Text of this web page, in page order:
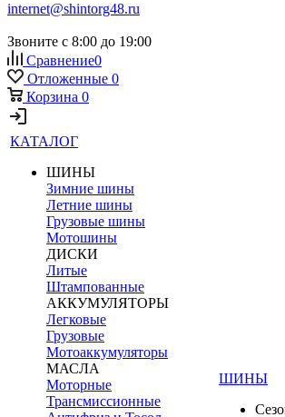
internet@shintorg48.ru
Звоните с 8:00 до 19:00
Сравнение0
Отложенные 0
Корзина 0
КАТАЛОГ
ШИНЫ
Зимние шины
Летние шины
Грузовые шины
Мотошины
ДИСКИ
Литые
Штампованные
АККУМУЛЯТОРЫ
Легковые
Грузовые
Мотоаккумуляторы
МАСЛА
Моторные
Трансмиссионные
ШИНЫ